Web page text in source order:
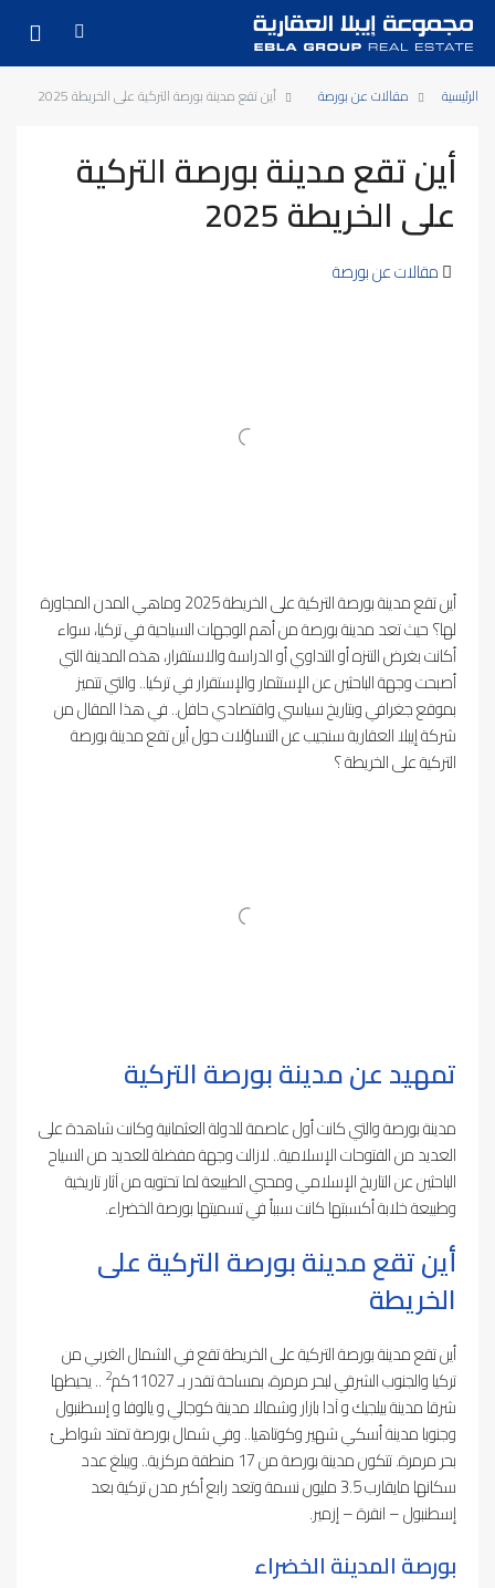
الرئيسية مقالات عن بورصة أين تقع مدينة بورصة التركية على الخريطة 2025
أين تقع مدينة بورصة التركية
على الخريطة 2025
مقالات عن بورصة
أين تقع مدينة بورصة التركية على الخريطة 2025 وماهي المدن المجاورة
لها؟ حيث تعد مدينة بورصة من أهم الوجهات السياحية في تركيا، سواء
أكانت بغرض التنزه أو التداوي أو الدراسة والاستقرار، هذه المدينة التي
أصبحت وجهة الباحثين عن الإستثمار والإستقرار في تركيا.. والتي تتميز
بموقع جغرافي وبتاريخ سياسي واقتصادي حافل.. في هذا المقال من
شركة إيبلا العقارية سنجيب عن التساؤلات حول أين تقع مدينة بورصة
التركية على الخريطة ؟
تمهيد عن مدينة بورصة التركية
مدينة بورصة والتي كانت أول عاصمة للدولة العثمانية وكانت شاهدة على
العديد من الفتوحات الإسلامية.. لازالت وجهة مفضلة للعديد من السياح
الباحثين عن التاريخ الإسلامي ومحبي الطبيعة لما تحتويه من آثار تاريخية
وطبيعة خلابة أكسبتها كانت سبباً في تسميتها بورصة الخضراء.
أين تقع مدينة بورصة التركية على
الخريطة
أين تقع مدينة بورصة التركية على الخريطة تقع في الشمال الغربي من
تركيا والجنوب الشرقي لبحر مرمرة، بمساحة تقدر بـ 11027كم
2 .. يحيطها
شرقا مدينة بيلجيك و آدا بازار وشمالا مدينة كوجالي و يالوفا و إسطنبول
وجنوبا مدينة أسكي شهير وكوتاهيا.. وفي شمال بورصة تمتد شواطئ
بحر مرمرة. تتكون مدينة بورصة من 17 منطقة مركزية.. ويبلغ عدد
سكانها مايقارب 3.5 مليون نسمة وتعد رابع أكبر مدن تركية بعد
إسطنبول – انقرة – إزمير.
بورصة المدينة الخضراء